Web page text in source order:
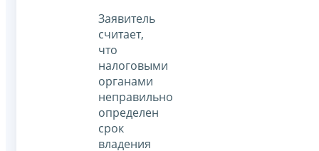
Заявитель
считает,
что
налоговыми
органами
неправильно
определен
срок
владения